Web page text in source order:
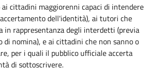
cittadini maggiorenni capaci di intendere
dell'identità), ai tutori che
in rappresentanza degli interdetti (previa
di nomina), e ai cittadini che non sanno o
per i quali il pubblico ufficiale accerta
di sottoscrivere.